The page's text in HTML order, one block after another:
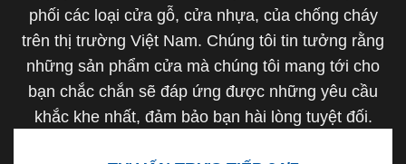
phối các loại cửa gỗ, cửa nhựa, của chống cháy
trên thị trường Việt Nam. Chúng tôi tin tưởng rằng
những sản phẩm cửa mà chúng tôi mang tới cho
bạn chắc chắn sẽ đáp ứng được những yêu cầu
khắc khe nhất, đảm bảo bạn hài lòng tuyệt đối.